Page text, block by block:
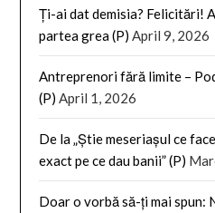
Ți-ai dat demisia? Felicitări!
partea grea (P) April 9, 2026
Antreprenori fără limite –
(P) April 1, 2026
De la „Știe meseriașul ce
exact pe ce dau banii” (P)
Doar o vorbă să-ți mai spun: